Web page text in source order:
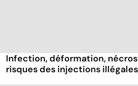
Infection, déformation,
risques des injections illégales